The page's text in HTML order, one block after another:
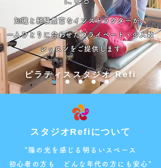
知識と経験豊富なインストラクターが、
​一人ひとりに合わせたプライベート・少人数
レッスンをご提供します
ピラティススタジオ Refi
スタジオRefiについて
"陽の光を感じる明るいスペース
初心者の方も どんな年代の方にも安心"